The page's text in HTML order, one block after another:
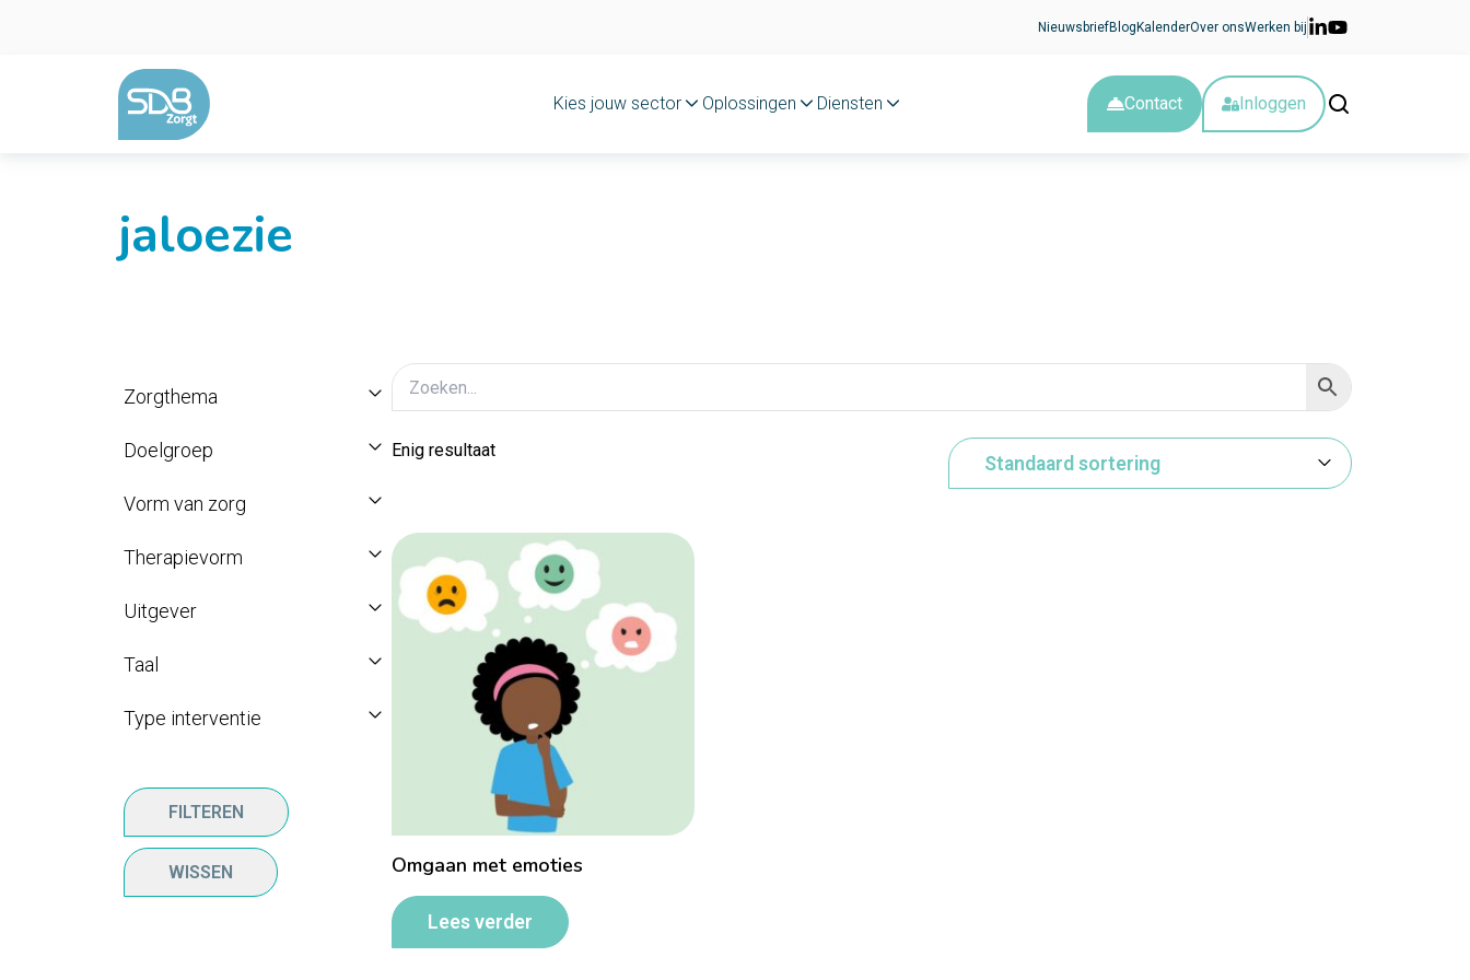
NieuwsbriefBlog KalenderOver onsWerken bij
Kies jouw sector Oplossingen Diensten Contact Inloggen
jaloezie
Zorgthema
Doelgroep
Vorm van zorg
Therapievorm
Uitgever
Taal
Type interventie
FILTEREN
WISSEN
Enig resultaat
Omgaan met emoties
Lees verder